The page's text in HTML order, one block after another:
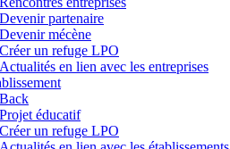
Devenir partenaire
Devenir mécène
Créer un refuge LPO
Actualités en lien avec les entreprises
Back
Projet éducatif
Créer un refuge LPO